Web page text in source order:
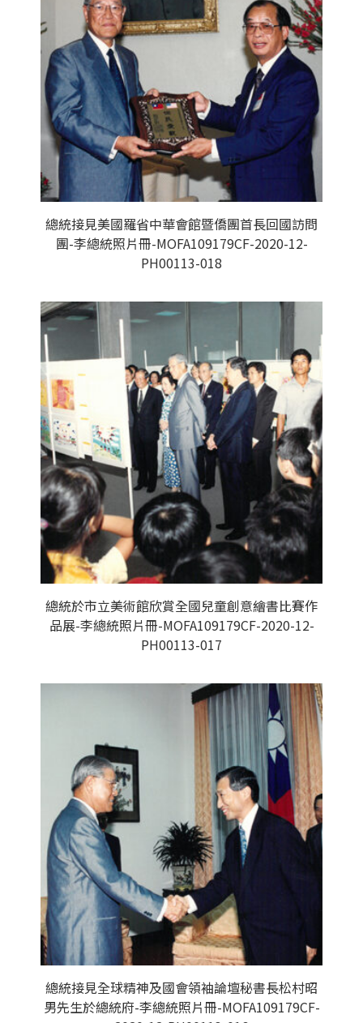
總統接見美國羅省中華會館暨僑團首長回國訪問
團-李總統照片冊-MOFA109179CF-2020-12-
PH00113-018
總統於市立美術館欣賞全國兒童創意繪書比賽作
品展-李總統照片冊-MOFA109179CF-2020-12-
PH00113-017
總統接見全球精神及國會領袖論壇秘書長松村昭
男先生於總統府-李總統照片冊-MOFA109179CF-